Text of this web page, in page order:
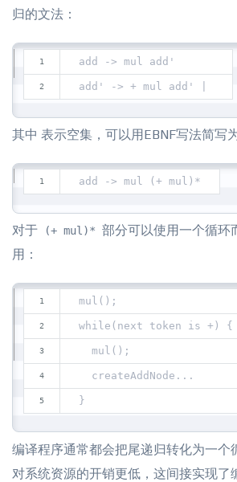
归的文法：
add -> mul add'
add' -> + mul add' |
其中 表示空集，可以用EBNF写法简写
add -> mul (+ mul)*
对于 (+ mul)* 部分可以使用一个循环
用：
mul();
while(next token is +) {
  mul();
  createAddNode...
}
编译程序通常都会把尾递归转化为一个
对系统资源的开销更低，这间接实现了